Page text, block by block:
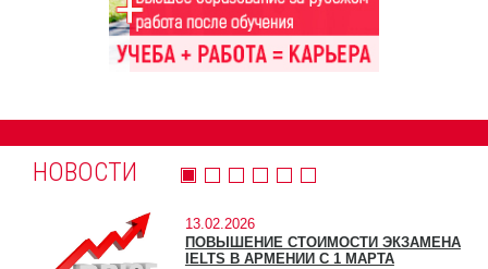
НОВОСТИ
13.02.2026
ПОВЫШЕНИЕ СТОИМОСТИ ЭКЗАМЕНА
IELTS В АРМЕНИИ С 1 МАРТА